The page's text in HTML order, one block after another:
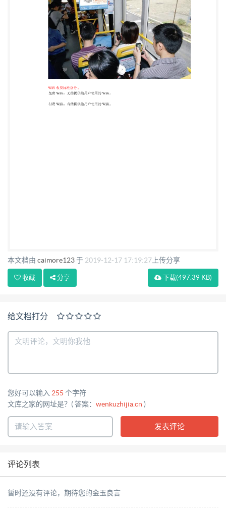
本文档由 caimore123于 2019-12-17 17:19:27 上传分享
下载(497.39 KB)
收藏 分享
给文档打分
您好可以输入 255 个字符
文库之家的网址是？( 答案： wenkuzhijia.cn )
评论列表
暂时还没有评论，期待您的金玉良言